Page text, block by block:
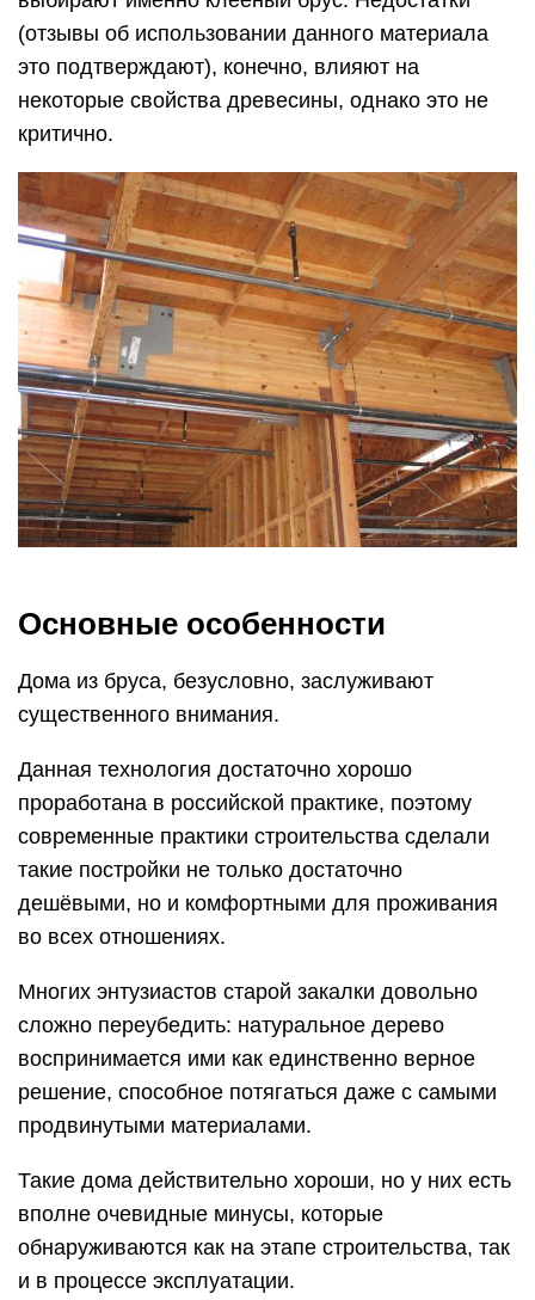
(отзывы об использовании данного материала
это подтверждают), конечно, влияют на
некоторые свойства древесины, однако это не
критично.
Основные особенности
Дома из бруса, безусловно, заслуживают
существенного внимания.
Данная технология достаточно хорошо
проработана в российской практике, поэтому
современные практики строительства сделали
такие постройки не только достаточно
дешёвыми, но и комфортными для проживания
во всех отношениях.
Многих энтузиастов старой закалки довольно
сложно переубедить: натуральное дерево
воспринимается ими как единственно верное
решение, способное потягаться даже с самыми
продвинутыми материалами.
Такие дома действительно хороши, но у них есть
вполне очевидные минусы, которые
обнаруживаются как на этапе строительства, так
и в процессе эксплуатации.